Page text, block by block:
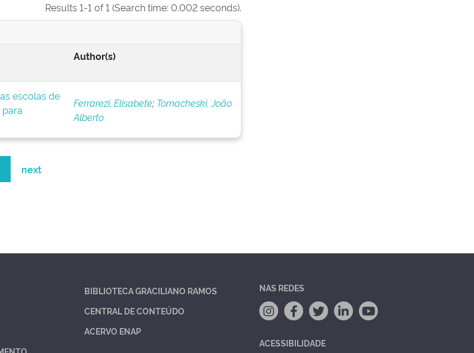
Results 1-1 of 1 (Search time: 0.002 seconds).
Author(s)
escolas de
Ferrarezi, Elisabete; Tomacheski, João
Alberto
next
BIBLIOTECA GRACILIANO RAMOS
CENTRAL DE CONTEÚDO
ACERVO ENAP
NAS REDES
ACESSIBILIDADE